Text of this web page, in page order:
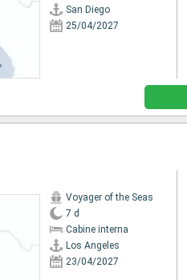
San Diego
25/04/2027
Voyager of the Seas
7 d
Cabine interna
Los Angeles
23/04/2027